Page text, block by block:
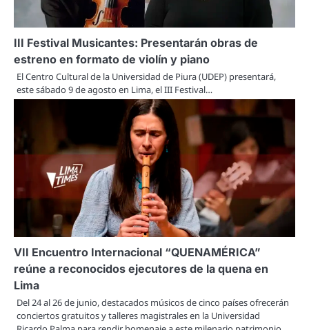
III Festival Musicantes: Presentarán obras de
estreno en formato de violín y piano
El Centro Cultural de la Universidad de Piura (UDEP) presentará,
este sábado 9 de agosto en Lima, el III Festival…
VII Encuentro Internacional “QUENAMÉRICA”
reúne a reconocidos ejecutores de la quena en
Lima
Del 24 al 26 de junio, destacados músicos de cinco países ofrecerán
conciertos gratuitos y talleres magistrales en la Universidad